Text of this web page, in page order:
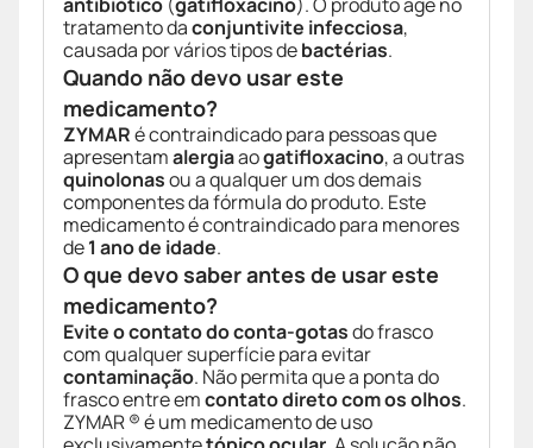
tratamento daconjuntivite infecciosa,
causada por vários tipos debactérias.
Quando não devo usar este
medicamento?
ZYMARé contraindicado para pessoas que
apresentamalergiaaogatifloxacino, a outras
quinolonasou a qualquer um dos demais
componentes da fórmula do produto. Este
medicamento é contraindicado para menores
de1 ano de idade.
O que devo saber antes de usar este
medicamento?
Evite o contato do conta-gotasdo frasco
com qualquer superfície para evitar
contaminação. Não permita que a ponta do
frasco entre emcontato direto com os olhos.
ZYMAR ® é um medicamento de uso